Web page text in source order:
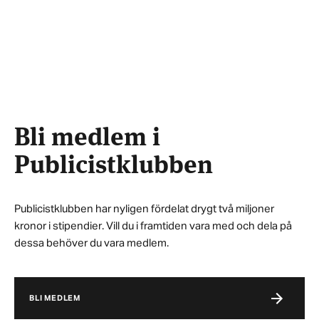
Bli medlem i
Publicistklubben
Publicistklubben har nyligen fördelat drygt två miljoner
kronor i stipendier. Vill du i framtiden vara med och dela på
dessa behöver du vara medlem.
BLI MEDLEM